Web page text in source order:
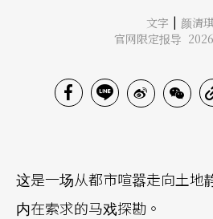
文字 | 颜清琪
官网限定报导
这是一场从都市喧嚣走向土地
内在索求的马戏探勘。